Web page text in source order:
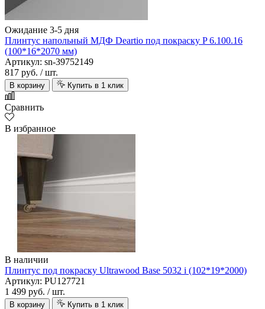
Ожидание 3-5 дня
Плинтус напольный МДФ Deartio под покраску P 6.100.16
(100*16*2070 мм)
Артикул: sn-39752149
817 руб. / шт.
В корзину Купить в 1 клик
Сравнить
В избранное
В наличии
Плинтус под покраску Ultrawood Base 5032 i (102*19*2000)
Артикул: PU127721
1 499 руб. / шт.
В корзину Купить в 1 клик